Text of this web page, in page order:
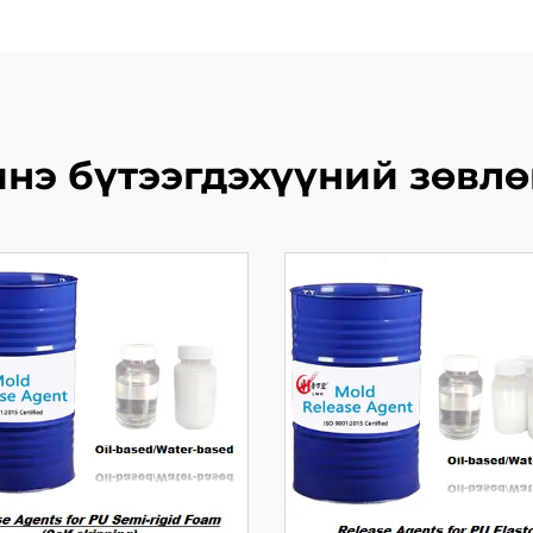
бүтээгдэхүүний